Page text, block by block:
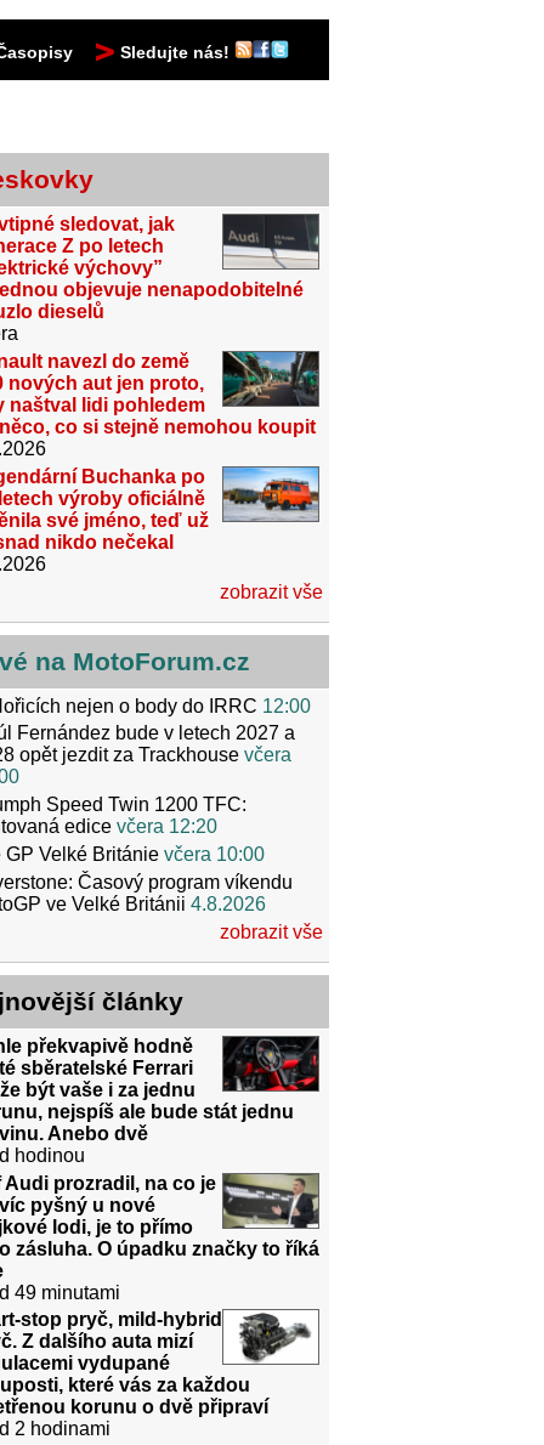
Sledujte nás!
sledovat, jak
Z po letech
výchovy”
objevuje nenapodobitelné
dieselů
navezl do země
nových aut jen proto,
naštval lidi pohledem
co si stejně nemohou koupit
Buchanka po
výroby oficiálně
své jméno, teď už
nikdo nečekal
zobrazit vše
na MotoForum.cz
nejen o body do IRRC 12:00
Fernández bude v letech 2027 a
opět jezdit za Trackhouse včera
Speed Twin 1200 TFC:
edice včera 12:20
GP Velké Británie včera 10:00
Časový program víkendu
ve Velké Británii 4.8.2026
zobrazit vše
články
překvapivě hodně
sběratelské Ferrari
být vaše i za jednu
nejspíš ale bude stát jednu
Anebo dvě
hodinou
Audi prozradil, na co je
pyšný u nové
lodi, je to přímo
zásluha. O úpadku značky to říká
49 minutami
stop pryč, mild-hybrid
Z dalšího auta mizí
vydupané
které vás za každou
korunu o dvě připraví
2 hodinami